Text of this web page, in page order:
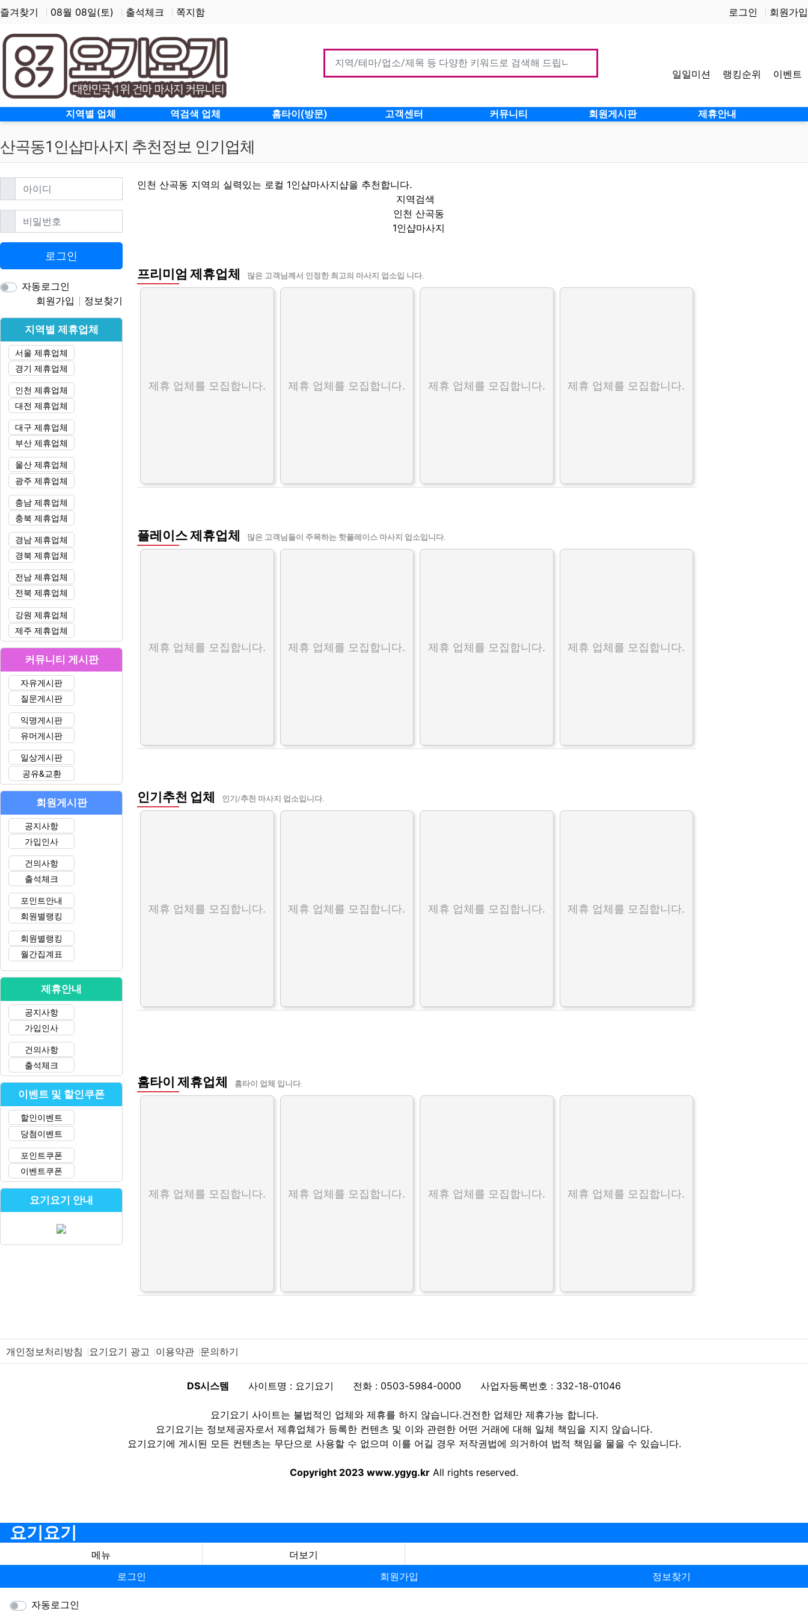
즐겨찾기 08월 08일(토) 출석체크 쪽지함 로그인 회원가입
일일미션 랭킹순위 이벤트
지역별 업체 역검색 업체 홈타이(방문) 고객센터 커뮤니티 회원게시판 제휴안내
산곡동1인샵마사지 추천정보 인기업체
인천 산곡동 지역의 실력있는 로컬 1인샵마사지샵을 추천합니다.
지역검색
인천 산곡동
1인샵마사지
프리미엄 제휴업체 많은 고객님께서 인정한 최고의 마사지 업소입 니다.
제휴 업체를 모집합니다. 제휴 업체를 모집합니다. 제휴 업체를 모집합니다. 제휴 업체를 모집합니다.
플레이스 제휴업체 많은 고객님들이 주목하는 핫플레이스 마사지 업소입니다.
제휴 업체를 모집합니다. 제휴 업체를 모집합니다. 제휴 업체를 모집합니다. 제휴 업체를 모집합니다.
인기추천 업체 인기/추천 마사지 업소입니다.
제휴 업체를 모집합니다. 제휴 업체를 모집합니다. 제휴 업체를 모집합니다. 제휴 업체를 모집합니다.
홈타이 제휴업체 홈타이 업체 입니다.
제휴 업체를 모집합니다. 제휴 업체를 모집합니다. 제휴 업체를 모집합니다. 제휴 업체를 모집합니다.
아이디필수
비밀번호필수
로그인
자동로그인
회원가입
정보찾기
지역별 제휴업체
서울 제휴업체
경기 제휴업체
인천 제휴업체
대전 제휴업체
대구 제휴업체
부산 제휴업체
울산 제휴업체
광주 제휴업체
충남 제휴업체
충북 제휴업체
경남 제휴업체
경북 제휴업체
전남 제휴업체
전북 제휴업체
강원 제휴업체
제주 제휴업체
커뮤니티 게시판
자유게시판
질문게시판
익명게시판
유머게시판
일상게시판
공유&교환
회원게시판
공지사항
가입인사
건의사항
출석체크
포인트안내
회원별랭킹
회원별랭킹
월간집계표
제휴안내
공지사항
가입인사
건의사항
출석체크
이벤트 및 할인쿠폰
할인이벤트
당첨이벤트
포인트쿠폰
이벤트쿠폰
요기요기 안내
개인정보처리방침 요기요기 광고 이용약관 문의하기
DS시스템 사이트명 : 요기요기 전화 : 0503-5984-0000 사업자등록번호 : 332-18-01046
요기요기 사이트는 불법적인 업체와 제휴를 하지 않습니다.건전한 업체만 제휴가능 합니다.
요기요기는 정보제공자로서 제휴업체가 등록한 컨텐츠 및 이와 관련한 어떤 거래에 대해 일체 책임을 지지 않습니다.
요기요기에 게시된 모든 컨텐츠는 무단으로 사용할 수 없으며 이를 어길 경우 저작권법에 의거하여 법적 책임을 물을 수 있습니다.
Copyright 2023 www.ygyg.kr All rights reserved.
요기요기
메뉴
더보기
로그인
회원가입 정보찾기
자동로그인